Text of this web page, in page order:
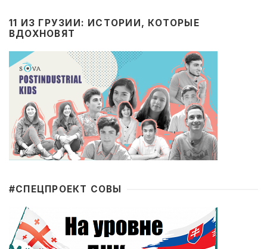
11 ИЗ ГРУЗИИ: ИСТОРИИ, КОТОРЫЕ
ВДОХНОВЯТ
#CПЕЦПРОЕКТ СОВЫ